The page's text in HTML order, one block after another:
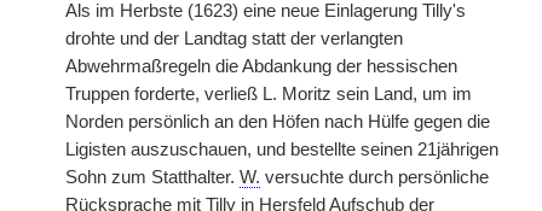
Als im Herbste (1623) eine neue Einlagerung Tilly's
drohte und der Landtag statt der verlangten
Abwehrmaßregeln die Abdankung der hessischen
Truppen forderte, verließ L. Moritz sein Land, um im
Norden persönlich an den Höfen nach Hülfe gegen die
Ligisten auszuschauen, und bestellte seinen 21jährigen
Sohn zum Statthalter. W. versuchte durch persönliche
Rücksprache mit Tilly in Hersfeld Aufschub der